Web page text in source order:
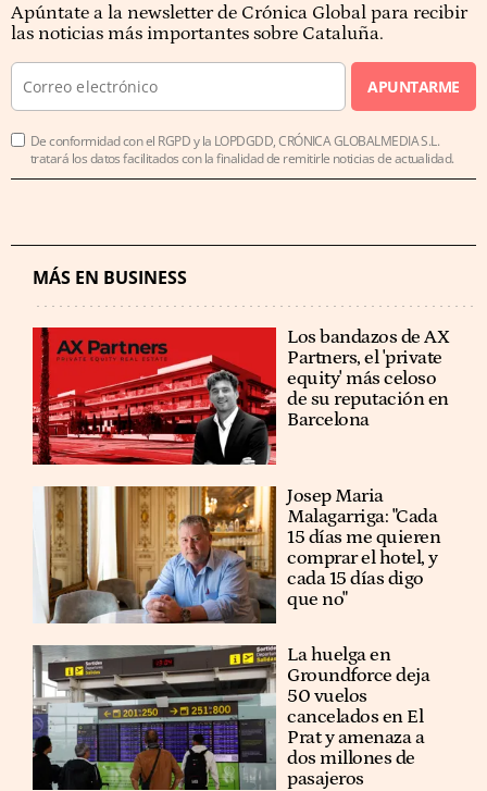
Apúntate a la newsletter de Crónica Global para recibir
las noticias más importantes sobre Cataluña.
APUNTARME
De conformidad con el RGPD y la LOPDGDD, CRÓNICA GLOBALMEDIA S.L.
tratará los datos facilitados con la finalidad de remitirle noticias de actualidad.
MÁS EN BUSINESS
Los bandazos de AX
Partners, el 'private
equity' más celoso
de su reputación en
Barcelona
​​Josep Maria
Malagarriga: "Cada
15 días me quieren
comprar el hotel, y
cada 15 días digo
que no"
La huelga en
Groundforce deja
50 vuelos
cancelados en El
Prat y amenaza a
dos millones de
pasajeros